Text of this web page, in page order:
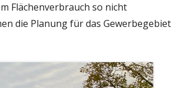
Flächenverbrauch so nicht
die Planung für das Gewerbegebiet